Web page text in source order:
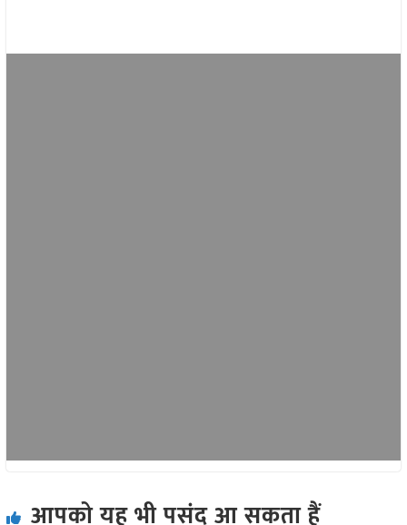
आपको यह भी पसंद आ सकता हैं